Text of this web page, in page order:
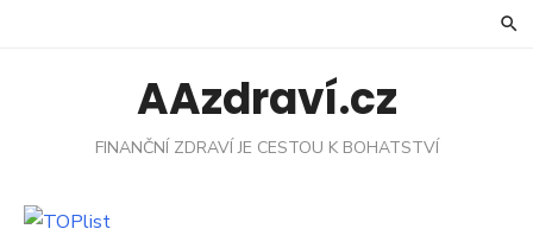
AAzdraví.cz
FINANČNÍ ZDRAVÍ JE CESTOU K BOHATSTVÍ